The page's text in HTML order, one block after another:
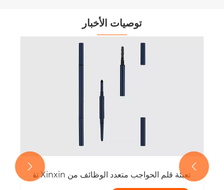
توصيات الأخبار
تقود الاتجاه
تعبئة قلم الحواجب متعدد الوظائف من Xinxin تقود الثورة الخضراء في صناعة التجميل

